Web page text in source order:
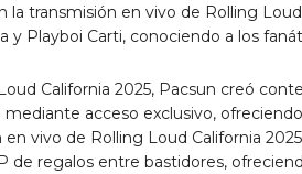
la transmisión en vivo de Rolling
y Playboi Carti, conociendo a los
California 2025, Pacsun creó
acceso exclusivo,
vivo de Rolling Loud California
de regalos entre bastidores,